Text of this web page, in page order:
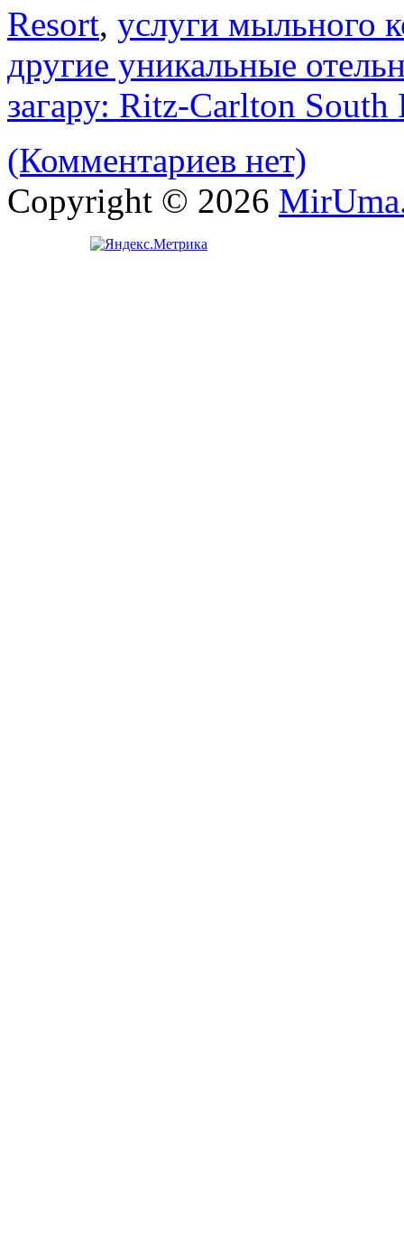
Resort, услуги мыльного
другие уникальные
загару: Ritz-Carlton South
(Комментариев нет)
Copyright © 2026